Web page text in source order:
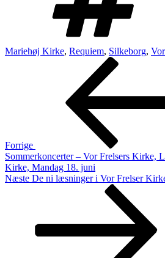
Mariehøj Kirke, Requiem, Silkeborg,
Indlægsnavigation
Forrige
Sommerkoncerter – Vor Frelsers Kirke,
Kirke, Mandag 18. juni
Næste
Næste De ni læsninger i Vor Frelser